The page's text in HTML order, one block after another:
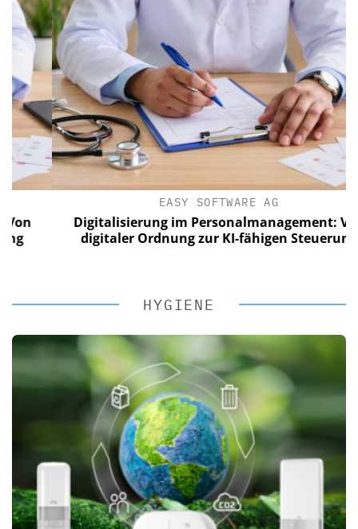
EASY SOFTWARE AG
Digitalisierung im Personalmanagement: Von
digitaler Ordnung zur KI-fähigen Steuerung
HYGIENE